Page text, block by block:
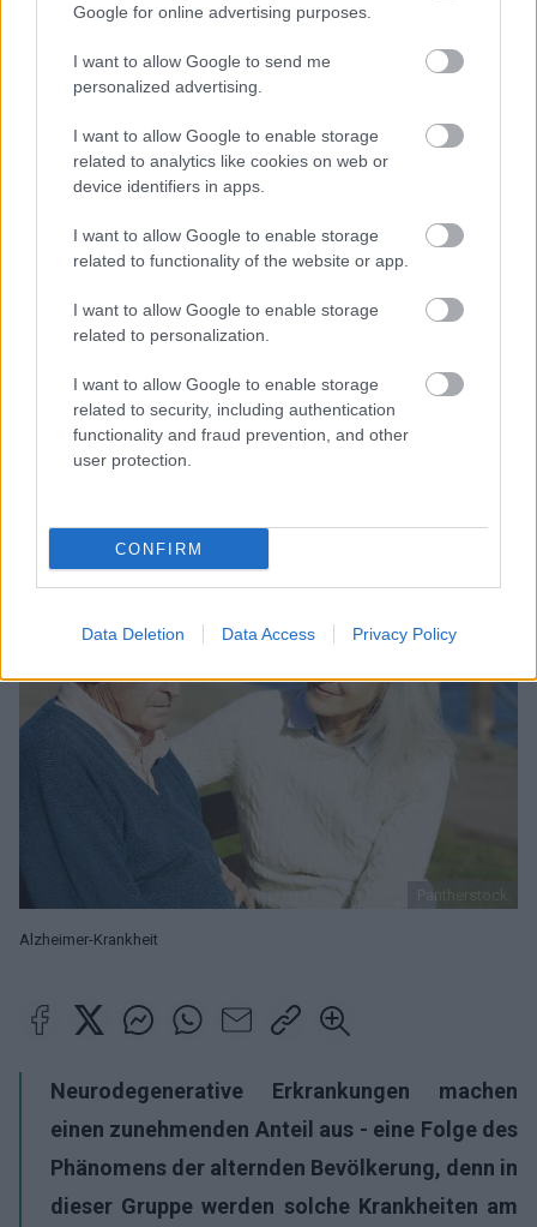
Google for online advertising purposes.
I want to allow Google to send me
personalized advertising.
I want to allow Google to enable storage
related to analytics like cookies on web or
device identifiers in apps.
I want to allow Google to enable storage
related to functionality of the website or app.
I want to allow Google to enable storage
related to personalization.
I want to allow Google to enable storage
related to security, including authentication
functionality and fraud prevention, and other
user protection.
CONFIRM
Data Deletion Data Access Privacy Policy
Lies den nächsten Text von der
Kategorie:ALZHEIMER-KRANKHEIT
Mobile Überwachung der
Alzheimer-Krankheit
Alzheimer-Krankheit
24-10-2020, Mgr Katarzyna Brydak
Pantherstock
Alzheimer-Krankheit
Neurodegenerative Erkrankungen machen
einen zunehmenden Anteil aus - eine Folge des
Phänomens der alternden Bevölkerung, denn in
dieser Gruppe werden solche Krankheiten am